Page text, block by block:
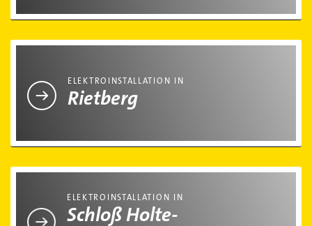
ELEKTROINSTALLATION IN
Rietberg
ELEKTROINSTALLATION IN
Schloß Holte-